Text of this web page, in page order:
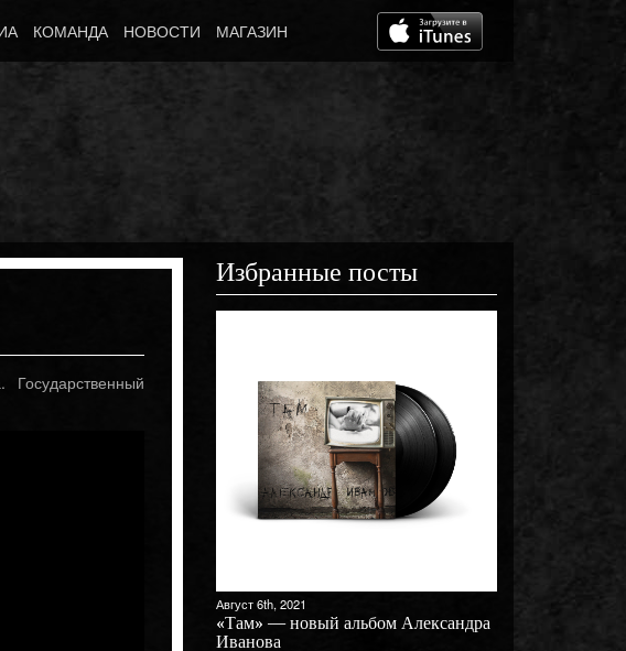
КОМАНДА НОВОСТИ МАГАЗИН
Избранные посты
Август 6th, 2021
«Там» — новый альбом Александра
Иванова